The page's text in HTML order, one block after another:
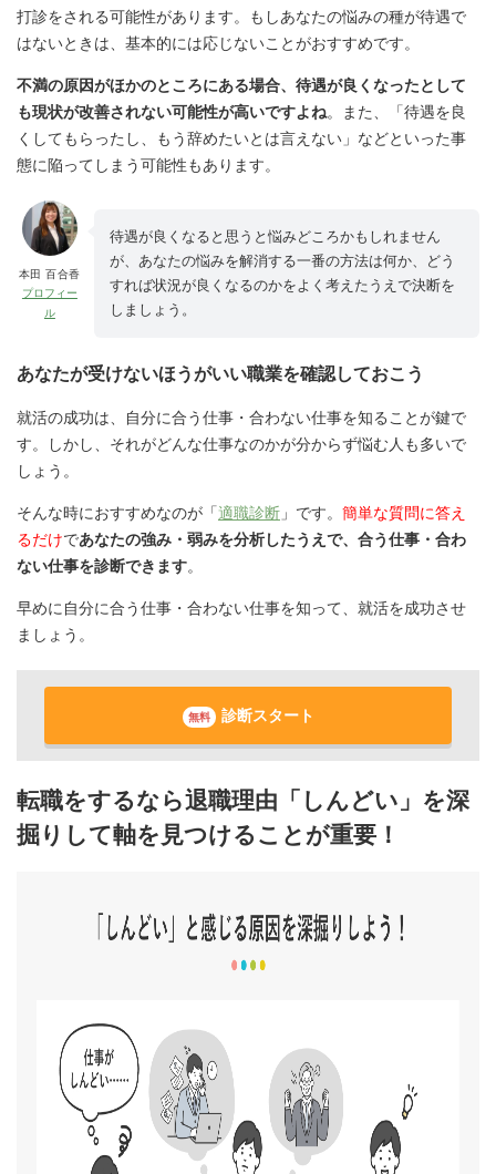
打診をされる可能性があります。
もしあなたの悩みの種が待遇で
はないときは、基本的には応じないことがおすすめです。
不満の原因がほかのところにある場合、待遇が良くなったとして
も現状が改善されない可能性が高いですよね。また、「待遇を良
くしてもらったし、もう辞めたいとは言えない」などといった事
態に陥ってしまう可能性もあります。
本田 百合香
プロフィー
ル
待遇が良くなると思うと悩みどころかもしれません
が、あなたの悩みを解消する一番の方法は何か、どう
すれば状況が良くなるのかをよく考えたうえで決断を
しましょう。
あなたが受けないほうがいい職業を確認しておこう
就活の成功は、自分に合う仕事・合わない仕事を知ることが鍵で
す。しかし、それがどんな仕事なのかが分からず悩む人も多いで
しょう。
そんな時におすすめなのが「適職診断 」です。 簡単な質問に答え
るだけであなたの強み・弱みを分析したうえで、合う仕事・合わ
ない仕事を診断できます。
早めに自分に合う仕事・合わない仕事を知って、就活を成功させ
ましょう。
無料 診断スタート
転職をするなら退職理由「しんどい」を深
掘りして軸を見つけることが重要！